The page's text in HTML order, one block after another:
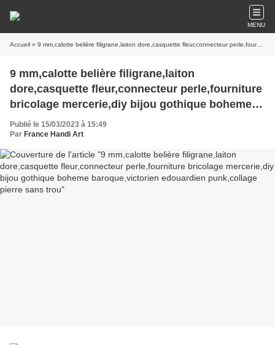
MENU
Accueil » 9 mm,calotte belière filigrane,laiton dore,casquette fleur,connecteur perle,fourniture bricolage mercerie,diy bijou gothique boheme baroque,victorien edouardien punk,collage pierre sans trou
9 mm,calotte belière filigrane,laiton
dore,casquette fleur,connecteur perle,fourniture
bricolage mercerie,diy bijou gothique boheme
baroque,victorien edouardien punk,collage
pierre sans trou
Publié le 15/03/2023 à 15:49
Par France Handi Art